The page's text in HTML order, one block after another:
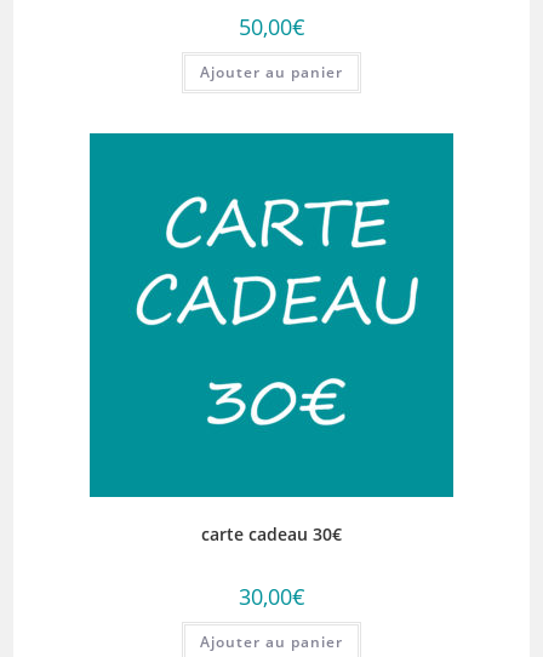
50,00€
Ajouter au panier
carte cadeau 30€
30,00€
Ajouter au panier